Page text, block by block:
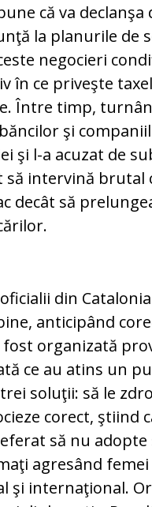
că va
la planurile de
negocieri
în ce priveşte
Între timp,
şi
şi l-a acuzat de
intervină brutal
decât să
din
anticipând
organizată
ce au atins un
soluţii: să le
corect, ştiind
să nu
agresând
şi internaţional.